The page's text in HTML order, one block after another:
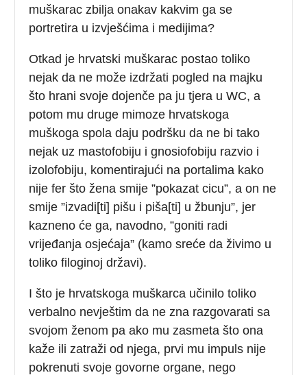
muškarac zbilja onakav kakvim ga se
portretira u izvješćima i medijima?
Otkad je hrvatski muškarac postao toliko
nejak da ne može izdržati pogled na majku
što hrani svoje dojenče pa ju tjera u WC, a
potom mu druge mimoze hrvatskoga
muškoga spola daju podršku da ne bi tako
nejak uz mastofobiju i gnosiofobiju razvio i
izolofobiju, komentirajući na portalima kako
nije fer što žena smije ”pokazat cicu”, a on ne
smije ”izvadi[ti] pišu i piša[ti] u žbunju”, jer
kazneno će ga, navodno, ”goniti radi
vrijeđanja osjećaja” (kamo sreće da živimo u
toliko filoginoj državi).
I što je hrvatskoga muškarca učinilo toliko
verbalno nevještim da ne zna razgovarati sa
svojom ženom pa ako mu zasmeta što ona
kaže ili zatraži od njega, prvi mu impuls nije
pokrenuti svoje govorne organe, nego